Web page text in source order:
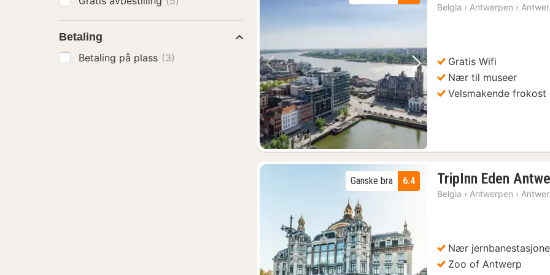
Forrige bilde Neste bilde
Belgia › Antwerpen ›
Gratis Wifi
Nær til museer
Velsmakende frokost
Forrige bilde Neste bilde
6.4
Ganske bra TripInn Eden
Belgia › Antwerpen ›
Nær
Zoo of Antwerp
Betaling
Betaling på plass (3)